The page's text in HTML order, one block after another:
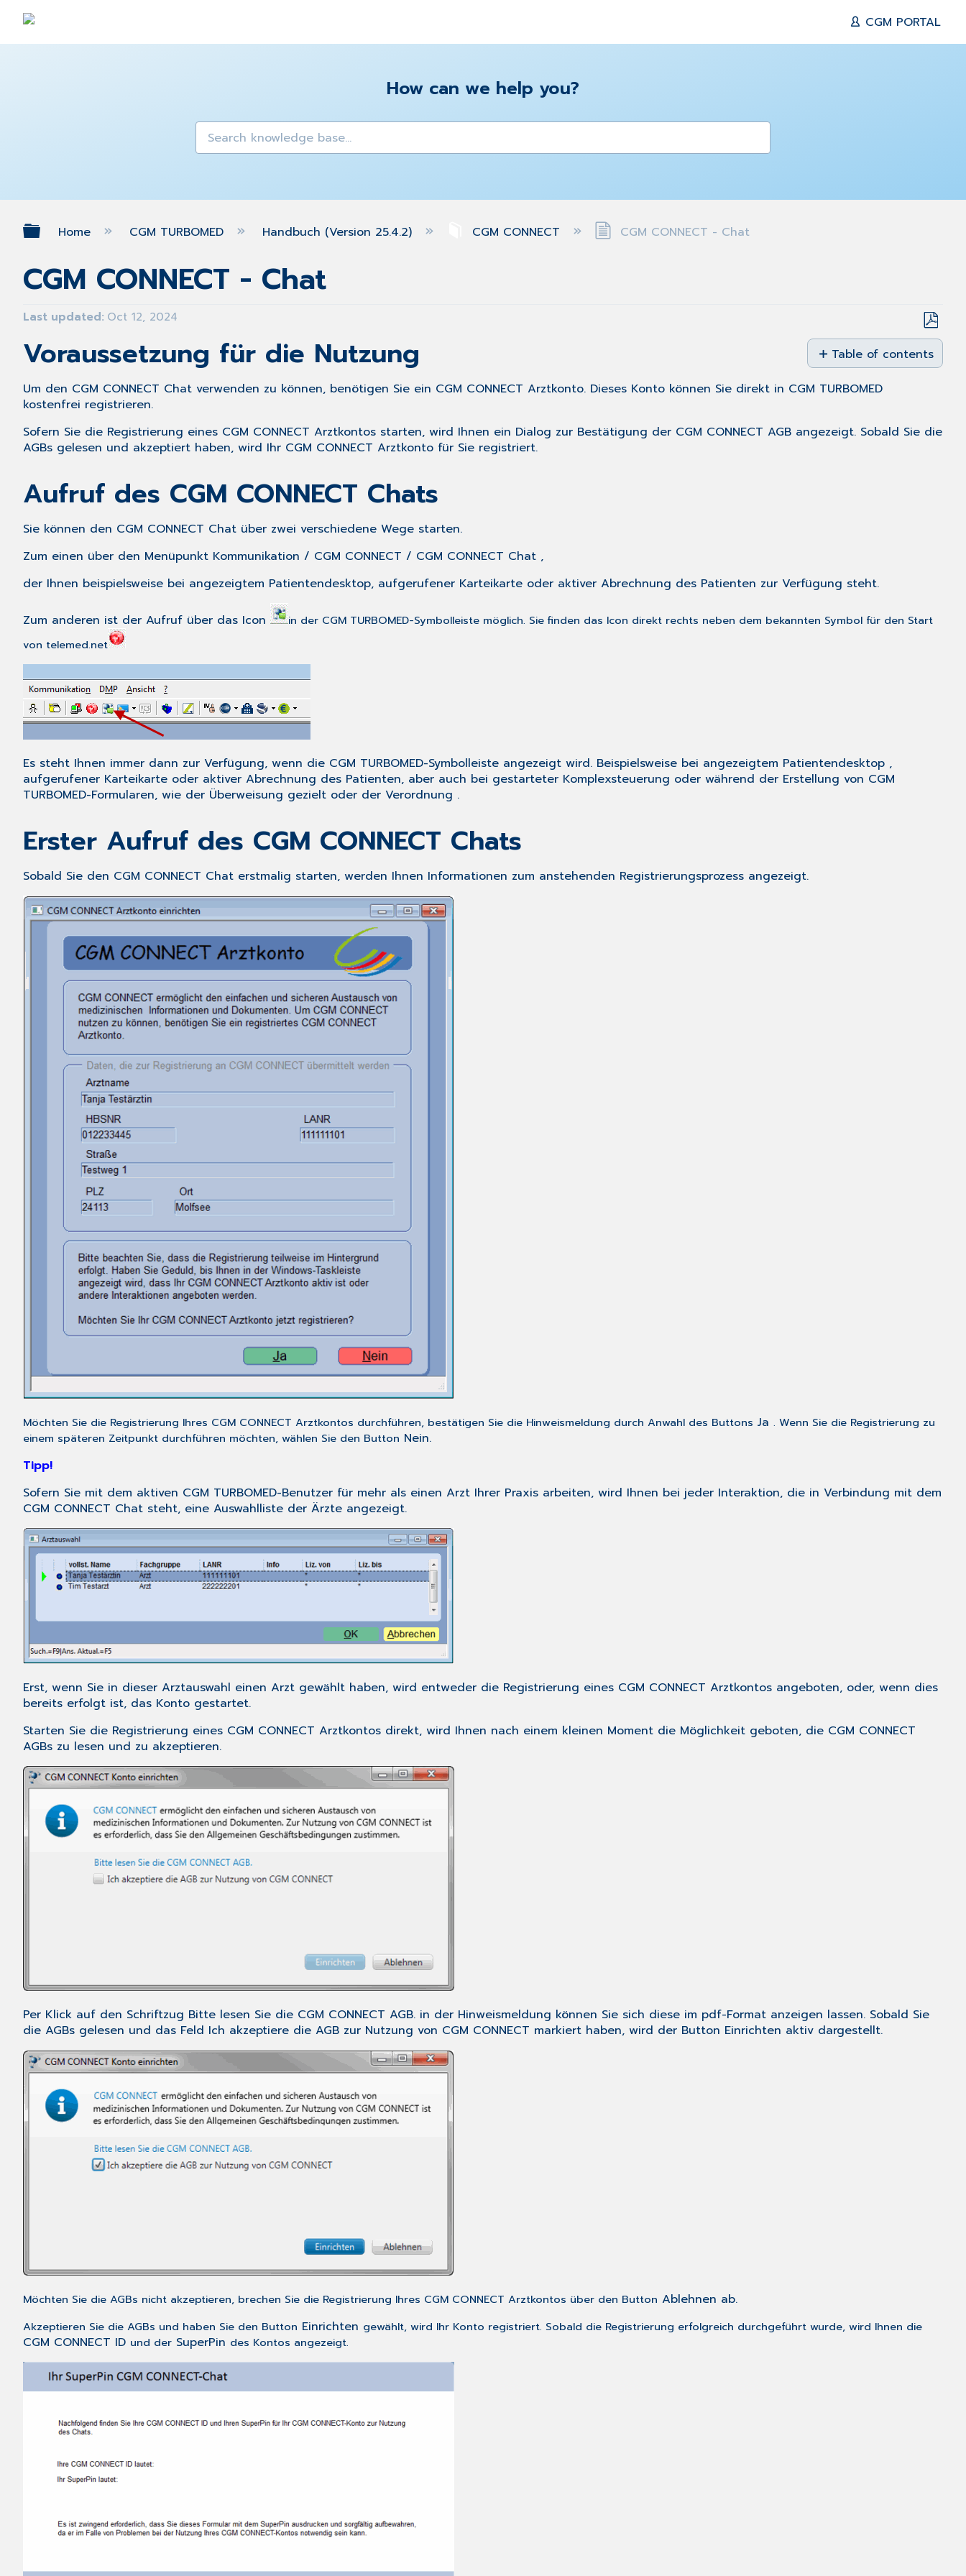
CGM PORTAL
How can we help you?
Expand/collapse global hierarchy
Home CGM TURBOMED Handbuch (Version 25.4.2) CGM CONNECT CGM CONNECT - Chat
CGM CONNECT - Chat
Last updated Oct 12, 2024
Save
as
PDF
Table of contents
für
Nutzung
Aufruf
CONNECT
Folgende
Voraussetzung für die Nutzung
Um den CGM CONNECT Chat verwenden zu können, benötigen Sie ein CGM CONNECT Arztkonto. Dieses Konto können Sie direkt in CGM TURBOMED
kostenfrei registrieren.
Sofern Sie die Registrierung eines CGM CONNECT Arztkontos starten, wird Ihnen ein Dialog zur Bestätigung der CGM CONNECT AGB angezeigt. Sobald Sie die
AGBs gelesen und akzeptiert haben, wird Ihr CGM CONNECT Arztkonto für Sie registriert.
Aufruf des CGM CONNECT Chats
Sie können den CGM CONNECT Chat über zwei verschiedene Wege starten.
Zum einen über den Menüpunkt Kommunikation / CGM CONNECT / CGM CONNECT Chat ,
der Ihnen beispielsweise bei angezeigtem Patientendesktop, aufgerufener Karteikarte oder aktiver Abrechnung des Patienten zur Verfügung steht.
Zum anderen ist der Aufruf über das Icon
in der CGM TURBOMED-Symbolleiste möglich. Sie finden das Icon direkt rechts neben dem bekannten Symbol für den Start
von telemed.net
Es steht Ihnen immer dann zur Verfügung, wenn die CGM TURBOMED-Symbolleiste angezeigt wird. Beispielsweise bei angezeigtem Patientendesktop ,
aufgerufener Karteikarte oder aktiver Abrechnung des Patienten, aber auch bei gestarteter Komplexsteuerung oder während der Erstellung von CGM
TURBOMED-Formularen, wie der Überweisung gezielt oder der Verordnung .
Erster Aufruf des CGM CONNECT Chats
Sobald Sie den CGM CONNECT Chat erstmalig starten, werden Ihnen Informationen zum anstehenden Registrierungsprozess angezeigt.
Möchten Sie die Registrierung Ihres CGM CONNECT Arztkontos durchführen, bestätigen Sie die Hinweismeldung durch Anwahl des Buttons Ja . Wenn Sie die Registrierung zu
einem späteren Zeitpunkt durchführen möchten, wählen Sie den Button Nein.
Tipp!
Sofern Sie mit dem aktiven CGM TURBOMED-Benutzer für mehr als einen Arzt Ihrer Praxis arbeiten, wird Ihnen bei jeder Interaktion, die in Verbindung mit dem
CGM CONNECT Chat steht, eine Auswahlliste der Ärzte angezeigt.
Erst, wenn Sie in dieser Arztauswahl einen Arzt gewählt haben, wird entweder die Registrierung eines CGM CONNECT Arztkontos angeboten, oder, wenn dies
bereits erfolgt ist, das Konto gestartet.
Starten Sie die Registrierung eines CGM CONNECT Arztkontos direkt, wird Ihnen nach einem kleinen Moment die Möglichkeit geboten, die CGM CONNECT
AGBs zu lesen und zu akzeptieren.
Per Klick auf den Schriftzug Bitte lesen Sie die CGM CONNECT AGB. in der Hinweismeldung können Sie sich diese im pdf-Format anzeigen lassen. Sobald Sie
die AGBs gelesen und das Feld Ich akzeptiere die AGB zur Nutzung von CGM CONNECT markiert haben, wird der Button Einrichten aktiv dargestellt.
Möchten Sie die AGBs nicht akzeptieren, brechen Sie die Registrierung Ihres CGM CONNECT Arztkontos über den Button Ablehnen ab.
Akzeptieren Sie die AGBs und haben Sie den Button Einrichten gewählt, wird Ihr Konto registriert. Sobald die Registrierung erfolgreich durchgeführt wurde, wird Ihnen die
CGM CONNECT ID und der SuperPin des Kontos angezeigt.